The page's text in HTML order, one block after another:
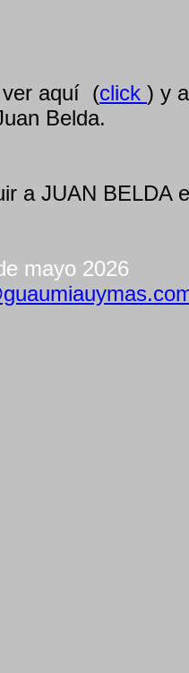
ver aquí (click ) y
Belda.
a JUAN BELDA
mayo 2026